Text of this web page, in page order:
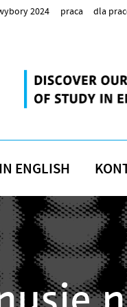
2024 praca dla
ENGLISH